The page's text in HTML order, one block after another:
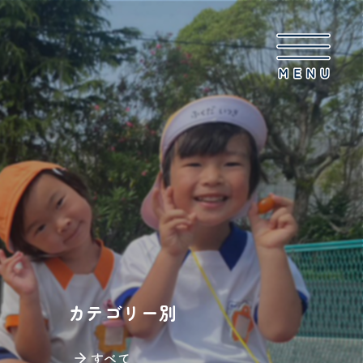
カテゴリー別
すべて